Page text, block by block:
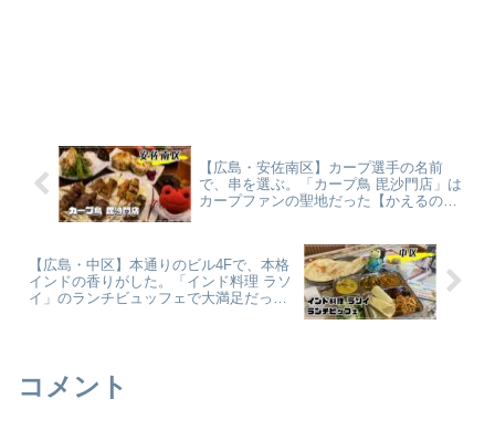
【広島・安佐南区】カープ選手の名前
で、串を選ぶ。「カープ鳥 毘沙門店」は
カープファンの聖地だった【かえるのピ
【広島・中区】本通りのビル4Fで、本格
インドの香りがした。「インド料理 ラソ
イ」のランチビュッフェで大満足だった
コメント